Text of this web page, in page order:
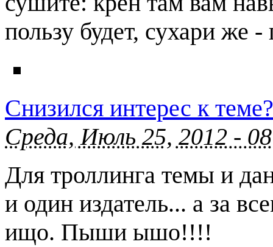
пользу будет, сухари же -
Снизился интерес к теме?
Среда, Июль 25, 2012 -
Для троллинга темы и
и один издатель... а за
ищо. Пыши ышо!!!!